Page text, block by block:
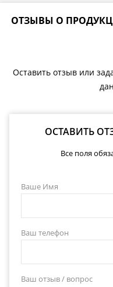
ОТЗЫВЫ О
Оставить отзыв или
ОСТАВИТЬ
Все поля
Ваше Имя
Ваш телефон
Ваш отзыв / вопрос